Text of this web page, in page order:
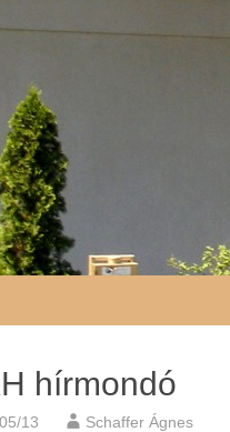
hírmondó
13 Schaffer Ágnes